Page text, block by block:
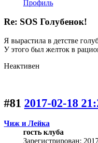
Профиль
Re: SOS Голубенок!
Я вырастила в детстве
У этого был желток в
Неактивен
#81 2017-02-18
Чиж и Лейка
гость клуба
Зарегистрирован: